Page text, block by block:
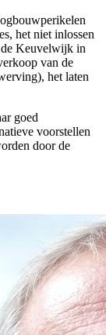
het niet inlossen
de Keuvelwijk in
van de
het laten
goed
voorstellen
door de